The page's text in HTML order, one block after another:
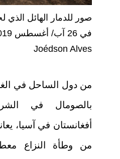
صور للدمار الهائل الذي
Joédson Alves
من دول الساحل في
بالصومال في
أفغانستان في آسيا،
من وطأة النزاع